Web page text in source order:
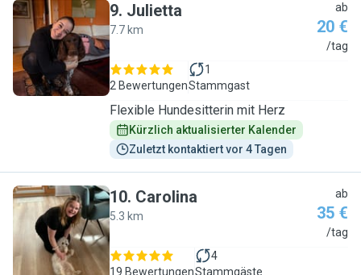
J
9. Julietta
7.7 km
ab
20 €
/tag
2 Bewertungen
1
Stammgast
Flexible Hundesitterin mit Herz
Kürzlich aktualisierter Kalender
Zuletzt kontaktiert vor 4 Tagen
C
10. Carolina
5.3 km
ab
35 €
/tag
19 Bewertungen
4
Stammgäste